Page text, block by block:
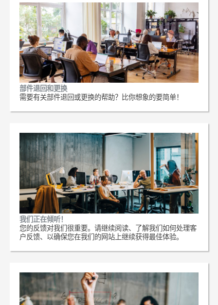
部件退回和更换
需要有关部件退回或更换的帮助？比你想象的要简单！
我们正在倾听！
您的反馈对我们很重要。请继续阅读、了解我们如何处理客
户反馈、以确保您在我们的网站上继续获得最佳体验。